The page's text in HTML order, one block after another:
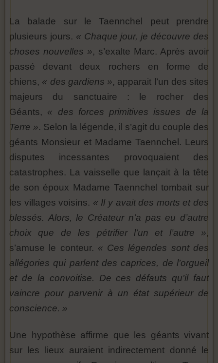
La balade sur le Taennchel peut prendre
plusieurs jours. « Chaque jour, je découvre des
choses nouvelles », s’exalte Marc. Après avoir
passé devant deux rochers en forme de
chiens, « des gardiens », apparait l’un des sites
majeurs du sanctuaire : le rocher des
Géants, « des forces primitives issues de la
Terre ». Selon la légende, il s’agit du couple des
géants Monsieur et Madame Taennchel. Leurs
disputes incessantes provoquaient des
catastrophes. La vaisselle que lançait à la tête
de son époux Madame Taennchel tombait sur
les villages voisins. « Il y avait des morts et des
blessés. Alors, le Créateur n’a pas eu d’autre
choix que de les pétrifier l’un et l’autre »,
s’amuse le conteur. « Ces légendes sont des
allégories qui parlent des caprices, de l’orgueil
et de la convoitise. De ces défauts qu’il faut
vaincre pour parvenir à un état supérieur de
conscience. »
Une hypothèse affirme que les géants vivant
sur les lieux auraient indirectement donné le